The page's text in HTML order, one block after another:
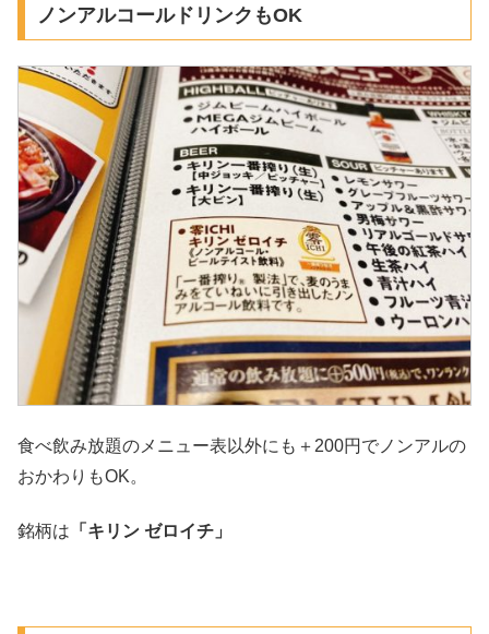
ノンアルコールドリンクもOK
食べ飲み放題のメニュー表以外にも＋200円でノンアルの
おかわりもOK。
銘柄は 「キリン ゼロイチ」